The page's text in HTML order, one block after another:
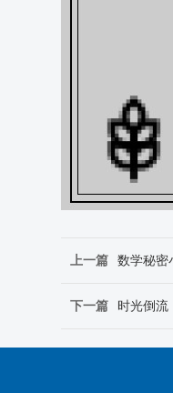
上一篇 数学秘密
下一篇 时光倒流